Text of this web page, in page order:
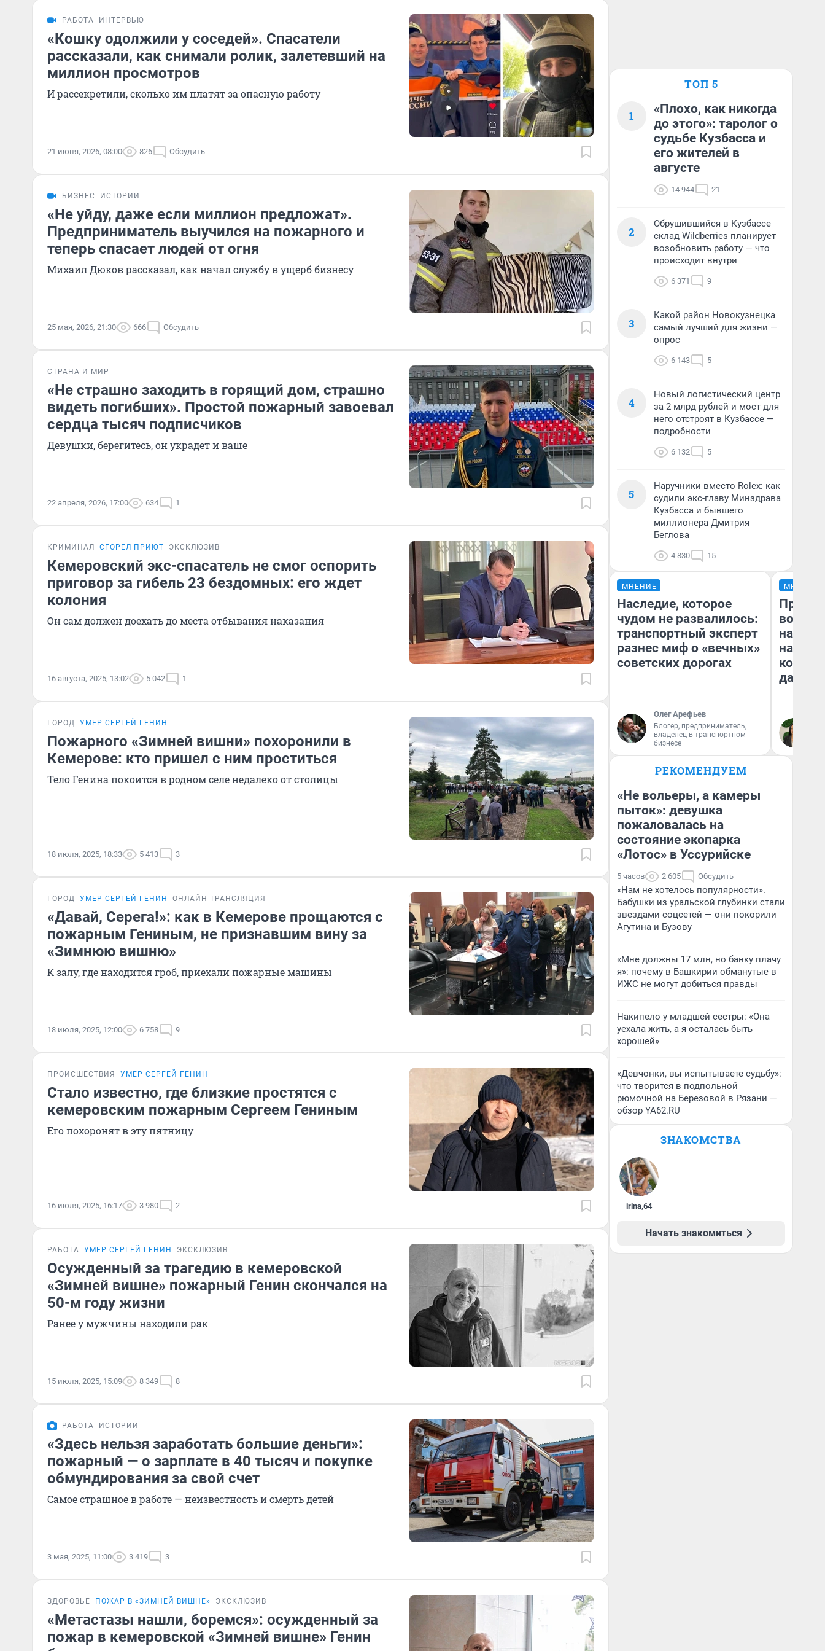
РАБОТА ИНТЕРВЬЮ
«Кошку одолжили у соседей». Спасатели
рассказали, как снимали ролик, залетевший на
миллион просмотров
И рассекретили, сколько им платят за опасную работу
21 июня, 2026, 08:00 826 Обсудить
БИЗНЕС ИСТОРИИ
«Не уйду, даже если миллион предложат».
Предприниматель выучился на пожарного и
теперь спасает людей от огня
Михаил Дюков рассказал, как начал службу в ущерб бизнесу
25 мая, 2026, 21:30 666 Обсудить
СТРАНА И МИР
«Не страшно заходить в горящий дом, страшно
видеть погибших». Простой пожарный завоевал
сердца тысяч подписчиков
Девушки, берегитесь, он украдет и ваше
22 апреля, 2026, 17:00 634 1
КРИМИНАЛ СГОРЕЛ ПРИЮТ ЭКСКЛЮЗИВ
Кемеровский экс-спасатель не смог оспорить
приговор за гибель 23 бездомных: его ждет
колония
Он сам должен доехать до места отбывания наказания
16 августа, 2025, 13:02 5 042 1
ГОРОД УМЕР СЕРГЕЙ ГЕНИН
Пожарного «Зимней вишни» похоронили в
Кемерове: кто пришел с ним проститься
Тело Генина покоится в родном селе недалеко от столицы
18 июля, 2025, 18:33 5 413 3
ГОРОД УМЕР СЕРГЕЙ ГЕНИН ОНЛАЙН-ТРАНСЛЯЦИЯ
«Давай, Серега!»: как в Кемерове прощаются с
пожарным Гениным, не признавшим вину за
«Зимнюю вишню»
К залу, где находится гроб, приехали пожарные машины
18 июля, 2025, 12:00 6 758 9
ПРОИСШЕСТВИЯ УМЕР СЕРГЕЙ ГЕНИН
Стало известно, где близкие простятся с
кемеровским пожарным Сергеем Гениным
Его похоронят в эту пятницу
16 июля, 2025, 16:17 3 980 2
РАБОТА УМЕР СЕРГЕЙ ГЕНИН ЭКСКЛЮЗИВ
Осужденный за трагедию в кемеровской
«Зимней вишне» пожарный Генин скончался на
50-м году жизни
Ранее у мужчины находили рак
15 июля, 2025, 15:09 8 349 8
РАБОТА ИСТОРИИ
«Здесь нельзя заработать большие деньги»:
пожарный — о зарплате в 40 тысяч и покупке
обмундирования за свой счет
Самое страшное в работе — неизвестность и смерть детей
3 мая, 2025, 11:00 3 419 3
ЗДОРОВЬЕ ПОЖАР В «ЗИМНЕЙ ВИШНЕ» ЭКСКЛЮЗИВ
«Метастазы нашли, боремся»: осужденный за
пожар в кемеровской «Зимней вишне» Генин
ТОП 5
1
«Плохо, как никогда
до этого»: таролог о
судьбе Кузбасса и
его жителей в
августе
14 944 21
2
Обрушившийся в Кузбассе
склад Wildberries планирует
возобновить работу — что
происходит внутри
6 371 9
3
Какой район Новокузнецка
самый лучший для жизни —
опрос
6 143 5
4
Новый логистический центр
за 2 млрд рублей и мост для
него отстроят в Кузбассе —
подробности
6 132 5
5
Наручники вместо Rolex: как
судили экс-главу Минздрава
Кузбасса и бывшего
миллионера Дмитрия
Беглова
4 830 15
МНЕНИЕ
Наследие, которое
чудом не развалилось:
транспортный эксперт
разнес миф о «вечных»
советских дорогах
Олег Арефьев
Блогер, предприниматель,
владелец в транспортном
бизнесе
МНЕНИЕ
нам
даже
РЕКОМЕНДУЕМ
«Не вольеры, а камеры
пыток»: девушка
пожаловалась на
состояние экопарка
«Лотос» в Уссурийске
5 часов 2 605 Обсудить
«Нам не хотелось популярности».
Бабушки из уральской глубинки стали
звездами соцсетей — они покорили
Агутина и Бузову
«Мне должны 17 млн, но банку плачу
я»: почему в Башкирии обманутые в
ИЖС не могут добиться правды
Накипело у младшей сестры: «Она
уехала жить, а я осталась быть
хорошей»
«Девчонки, вы испытываете судьбу»:
что творится в подпольной
рюмочной на Березовой в Рязани —
обзор YA62.RU
ЗНАКОМСТВА
irina,64
Начать знакомиться